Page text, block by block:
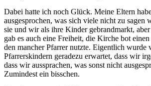
Dabei hatte ich noch Glück. Meine Eltern
ausgesprochen, was sich viele nicht zu sagen
sie und wir als ihre Kinder gebrandmarkt,
gab es auch eine Freiheit, die Kirche bot
den mancher Pfarrer nutzte. Eigentlich wurde
Pfarrerskindern geradezu erwartet, dass wir
dass wir aussprachen, was sonst nicht
Zumindest ein bisschen.